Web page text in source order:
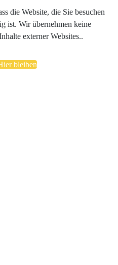
die Website, die Sie besuchen
ist. Wir übernehmen keine
externer Websites..
bleiben